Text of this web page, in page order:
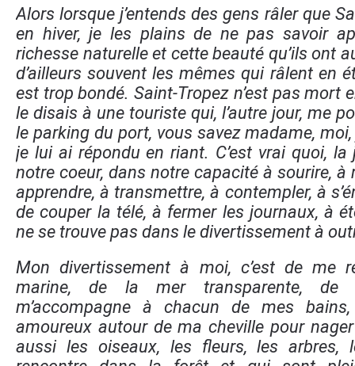
Alors lorsque j’entends des gens râler que
en hiver, je les plains de ne pas savoir
richesse naturelle et cette beauté qu’ils ont
d’ailleurs souvent les mêmes qui râlent en
est trop bondé. Saint-Tropez n’est pas mort
le disais à une touriste qui, l’autre jour, me
le parking du port, vous savez madame,
je lui ai répondu en riant. C’est vrai quoi,
notre coeur, dans notre capacité à sourire, à
apprendre, à transmettre, à contempler, à
de couper la télé, à fermer les journaux, à
ne se trouve pas dans le divertissement à
Mon divertissement à moi, c’est de me
marine, de la mer transparente, de
m’accompagne à chacun de mes
amoureux autour de ma cheville pour
aussi les oiseaux, les fleurs, les arbres,